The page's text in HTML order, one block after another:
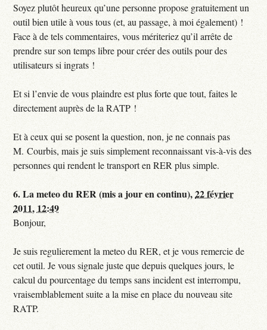
Soyez plutôt heureux qu’une personne propose gratuitement un
outil bien utile à vous tous (et, au passage, à moi également) !
Face à de tels commentaires, vous mériteriez qu’il arrête de
prendre sur son temps libre pour créer des outils pour des
utilisateurs si ingrats !
Et si l’envie de vous plaindre est plus forte que tout, faites le
directement auprès de la RATP !
Et à ceux qui se posent la question, non, je ne connais pas
M. Courbis, mais je suis simplement reconnaissant vis-à-vis des
personnes qui rendent le transport en RER plus simple.
6.La meteo du RER (mis a jour en continu),22 février
2011, 12:49
Bonjour,
Je suis regulierement la meteo du RER, et je vous remercie de
cet outil. Je vous signale juste que depuis quelques jours, le
calcul du pourcentage du temps sans incident est interrompu,
vraisemblablement suite a la mise en place du nouveau site
RATP.